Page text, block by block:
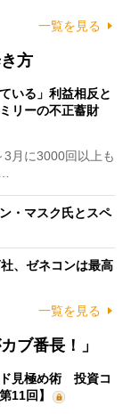
一覧を見る
方
いる」利益相反と
リーの不正蓄財
月に3000回以上も
・マスク氏とスペ
、ゼネコンは最高
一覧を見る
ブ番長！」
ド見極め術 投資コ
11回】